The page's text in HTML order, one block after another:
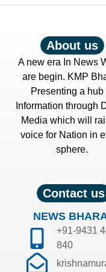
About us
A new era In News
are begin. KMP
Presenting a hub
Information through
Media which will
voice for Nation in
sphere.
Contact us
NEWS
+91-9431
840